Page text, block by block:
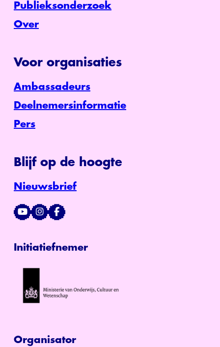
Publieksonderzoek
Over
Voor organisaties
Ambassadeurs
Deelnemersinformatie
Pers
Blijf op de hoogte
Nieuwsbrief
Initiatiefnemer
Organisator